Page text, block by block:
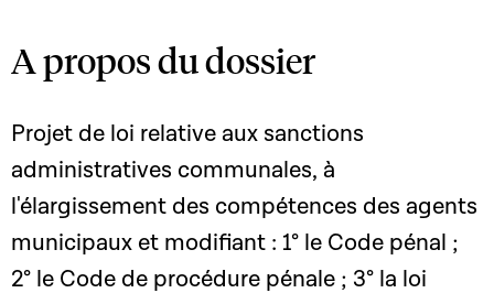
A propos du dossier
Projet de loi relative aux sanctions
administratives communales, à
l'élargissement des compétences des agents
municipaux et modifiant : 1° le Code pénal ;
2° le Code de procédure pénale ; 3° la loi